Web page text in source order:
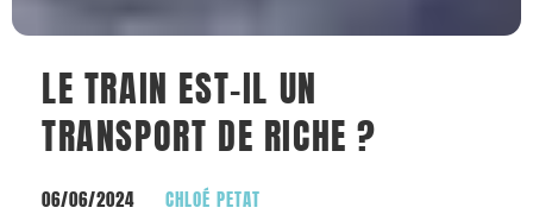
LE TRAIN EST-IL UN
TRANSPORT DE RICHE ?
06/06/2024 CHLOÉ PETAT